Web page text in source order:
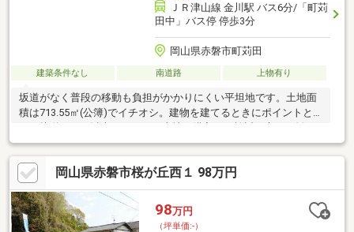
ＪＲ津山線 金川駅 バス6分/「町苅
田中」バス停 停歩3分
岡山県赤磐市町苅田
建築条件なし 南道路 上物有り
坂道がなく普段の移動も負担がかかりにくい平坦地です。土地面
積は713.55㎡(公簿)でイチオシ。建物を建てるときにポイントと
なる接道は15m以上あります。土地の購入をご検討の方にお勧め
の売地となっています。経済面での圧迫が相場より低く、その分
心に余裕が生まれる800万円の土地です。
岡山県赤磐市桜が丘西１ 98万円
98万円
（坪単価:-）